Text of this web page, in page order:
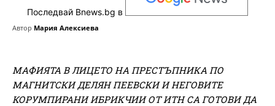
Последвай Bnews.bg в
Автор Мария Алексиева
МАФИЯТА В ЛИЦЕТО НА ПРЕСТЪПНИКА ПО
МАГНИТСКИ ДЕЛЯН ПЕЕВСКИ И НЕГОВИТЕ
КОРУМПИРАНИ ИБРИКЧИИ ОТ ИТН СА ГОТОВИ ДА